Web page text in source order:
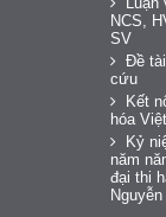
NCS,
SV
Đề
cứu
Kết
hóa Việt
Kỷ
năm
đại thi
Nguyễn